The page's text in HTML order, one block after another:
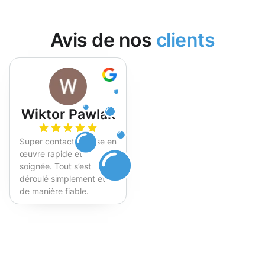
Avis de nos clients
Wiktor Pawlak
Super contact et mise en
œuvre rapide et
soignée. Tout s’est
déroulé simplement et
de manière fiable.
Fortement recommandé !